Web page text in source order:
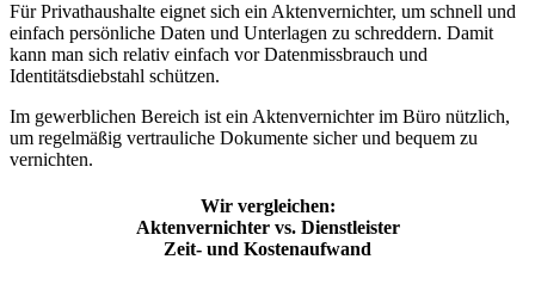
Für Privathaushalte eignet sich ein Aktenvernichter, um schnell und
einfach persönliche Daten und Unterlagen zu schreddern. Damit
kann man sich relativ einfach vor Datenmissbrauch und
Identitätsdiebstahl schützen.
Im gewerblichen Bereich ist ein Aktenvernichter im Büro nützlich,
um regelmäßig vertrauliche Dokumente sicher und bequem zu
vernichten.
Wir vergleichen:
Aktenvernichter vs. Dienstleister
Zeit- und Kostenaufwand